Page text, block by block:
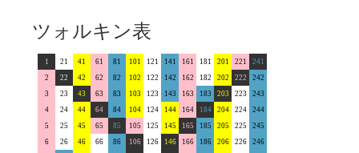
ツォルキン表
1 21 41 61 81 101 121 141 161 181 201 221
241
2
22 42 62 82 102 122 142 162 182 202 222
242
3
23 43 63 83 103 123 143 163 183 203 223
243
4
24 44 64 84 104 124 144 164 184 204 224
244
5
25 45 65 85 105 125 145 165 185 205 225
245
6
26 46 66 86 106 126 146 166 186 206 226
246